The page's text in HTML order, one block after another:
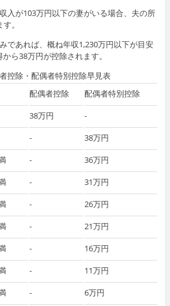
入が103万円以下の妻がいる場合、夫の所
。
であれば、概ね年収1,230万円以下が目安
ら38万円が控除されます。
控除・配偶者特別控除早見表
配偶者控除
配偶者特別控除
38万円
‐
‐
38万円
‐
36万円
‐
31万円
‐
26万円
‐
21万円
‐
16万円
‐
11万円
‐
6万円